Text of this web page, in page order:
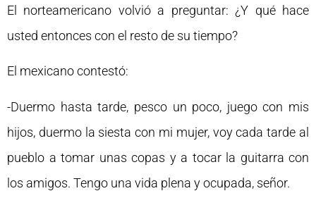
El norteamericano volvió a preguntar: ¿Y qué hace
usted entonces con el resto de su tiempo?
El mexicano contestó:
-Duermo hasta tarde, pesco un poco, juego con mis
hijos, duermo la siesta con mi mujer, voy cada tarde al
pueblo a tomar unas copas y a tocar la guitarra con
los amigos. Tengo una vida plena y ocupada, señor.